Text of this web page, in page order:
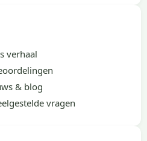
verhaal
& blog
vragen